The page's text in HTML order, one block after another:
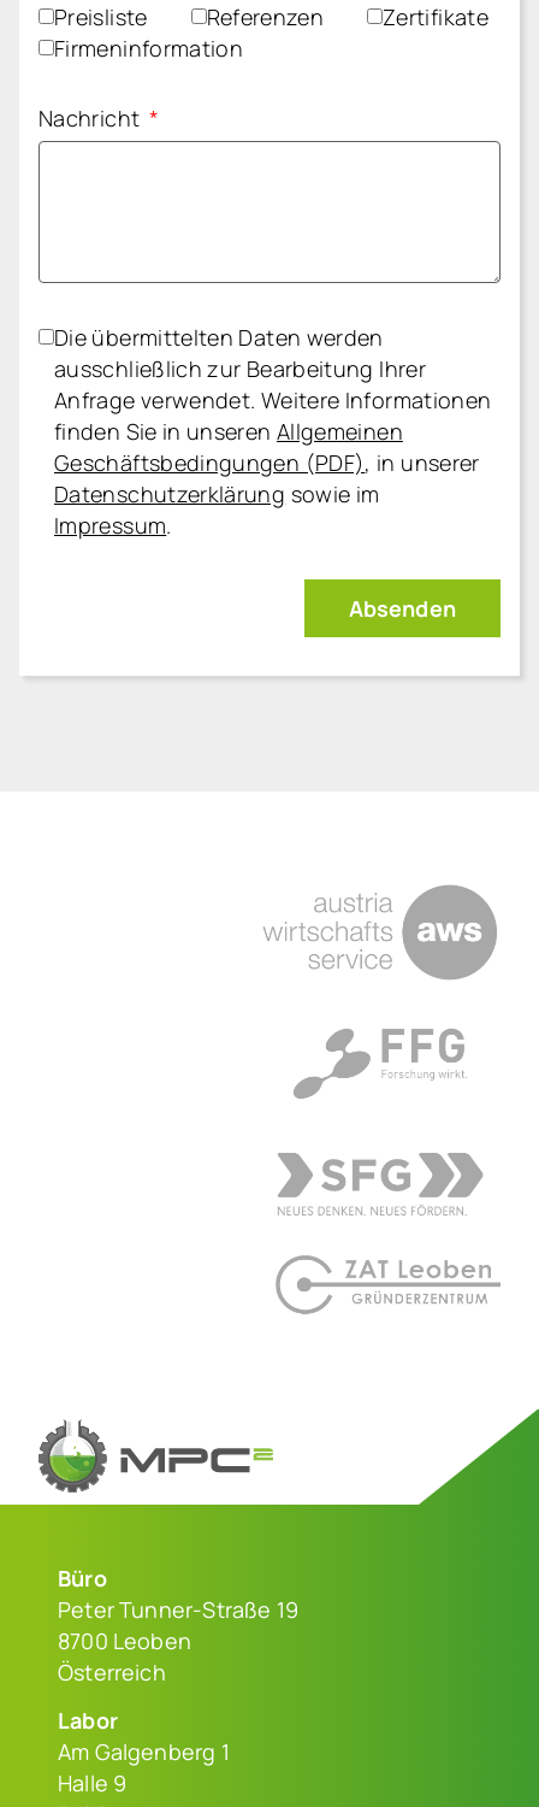
Preisliste
Referenzen
Zertifikate
Firmeninformation
Nachricht
Die übermittelten Daten werden
ausschließlich zur Bearbeitung Ihrer
Anfrage verwendet. Weitere Informationen
finden Sie in unseren Allgemeinen
Geschäftsbedingungen (PDF), in unserer
Datenschutzerklärung sowie im
Impressum.
Absenden
Büro
Peter Tunner-Straße 19
8700 Leoben
Österreich
Labor
Am Galgenberg 1
Halle 9